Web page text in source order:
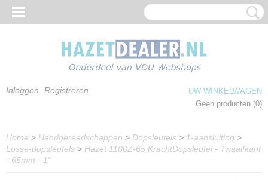
Inloggen Registreren
UW WINKELWAGEN
Geen producten (0)
Home > Handgereedschappen > Dopsleutels > 1-aansluiting >
Losse-dopsleutels > Hazet 1100Z-65 KrachtDopsleutel - Twaalfkant
- 65mm - 1''